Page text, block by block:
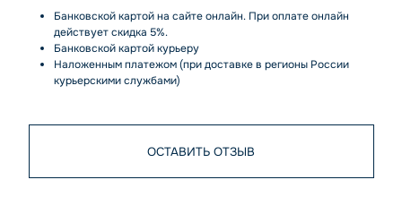
Банковской картой на сайте онлайн. При оплате онлайн
действует скидка 5%.
Банковской картой курьеру
Наложенным платежом (при доставке в регионы России
курьерскими службами)
ОСТАВИТЬ ОТЗЫВ